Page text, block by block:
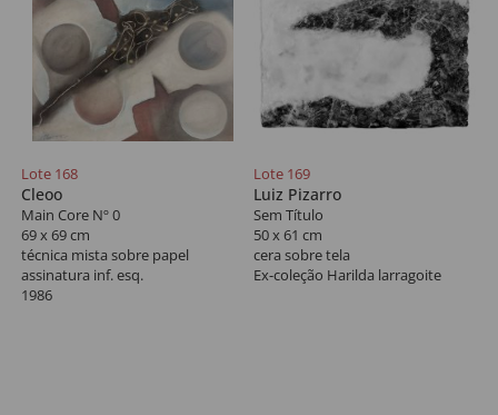
Lote 168
Cleoo
Main Core Nº 0
69 x 69 cm
técnica mista sobre papel
assinatura inf. esq.
1986
Lote 169
Luiz Pizarro
Sem Título
50 x 61 cm
cera sobre tela
Ex-coleção Harilda larragoite